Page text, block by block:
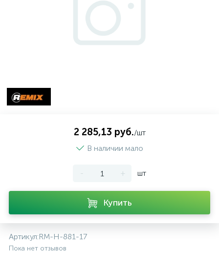
2 285,13 руб./шт
В наличии мало
- + шт
Купить
Артикул:RM-H-881-17
Пока нет отзывов